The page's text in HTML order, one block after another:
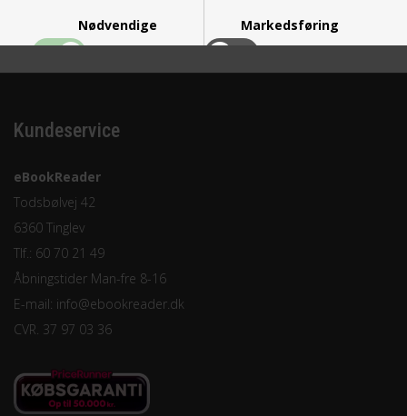
Nødvendige Markedsføring
Funktionelle
Kundeservice
eBookReader
Todsbølvej 42
6360 Tinglev
Tlf.: 60 70 21 49
Åbningstider Man-fre 8-16
E-mail: info@ebookreader.dk
CVR. 37 97 03 36